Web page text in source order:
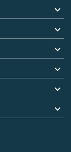





